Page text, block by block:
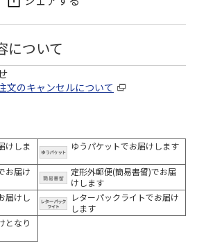
について
文のキャンセルについて
けしま
ゆうパケットでお届けします
お届け
定形外郵便(簡易書留)でお届
けします
届けし
レターパックライトでお届け
します
となり